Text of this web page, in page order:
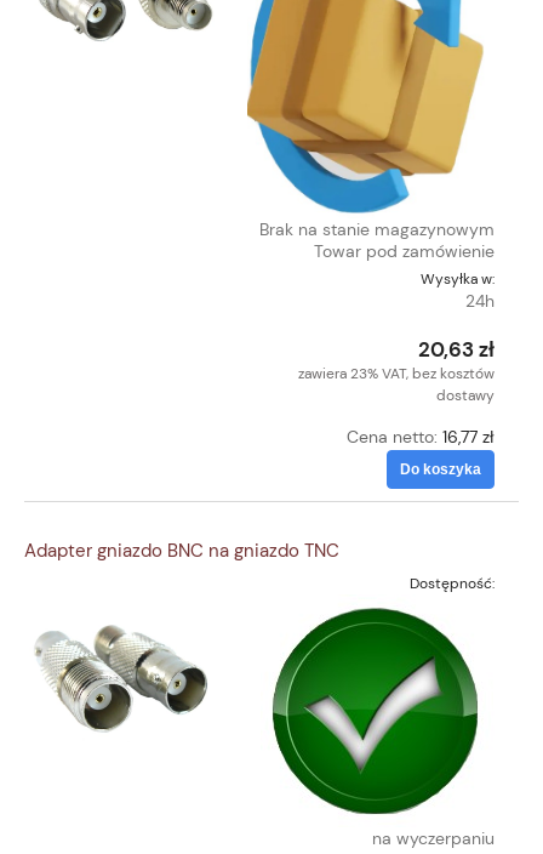
Brak na stanie magazynowym
Towar pod zamówienie
Wysyłka w:
24h
20,63 zł
zawiera 23% VAT, bez kosztów
dostawy
Cena netto: 16,77 zł
Do koszyka
Adapter gniazdo BNC na gniazdo TNC
Dostępność:
na wyczerpaniu